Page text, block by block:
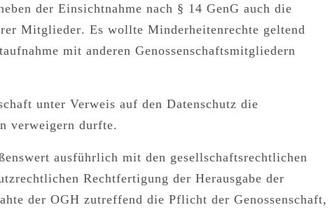
der Einsichtnahme nach § 14 GenG auch die
Mitglieder. Es wollte Minderheitenrechte geltend
mit anderen Genossenschaftsmitgliedern
unter Verweis auf den Datenschutz die
verweigern durfte.
ausführlich mit den gesellschaftsrechtlichen
Rechtfertigung der Herausgabe der
der OGH zutreffend die Pflicht der Genossenschaft,